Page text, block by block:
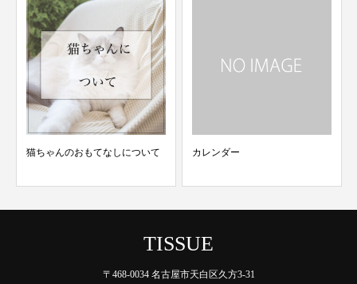
猫ちゃんのおもてなしについて カレンダー
TISSUE
〒468-0034 名古屋市天白区久方3-31